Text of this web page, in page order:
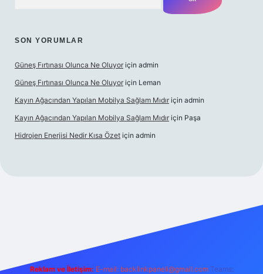
SON YORUMLAR
Güneş Fırtınası Olunca Ne Oluyor için admin
Güneş Fırtınası Olunca Ne Oluyor için Leman
Kayın Ağacından Yapılan Mobilya Sağlam Mıdır için admin
Kayın Ağacından Yapılan Mobilya Sağlam Mıdır için Paşa
Hidrojen Enerjisi Nedir Kısa Özet için admin
https://
Reklam ve İletişim: E-mail: backlinkpaneli@gmail.com Teams: